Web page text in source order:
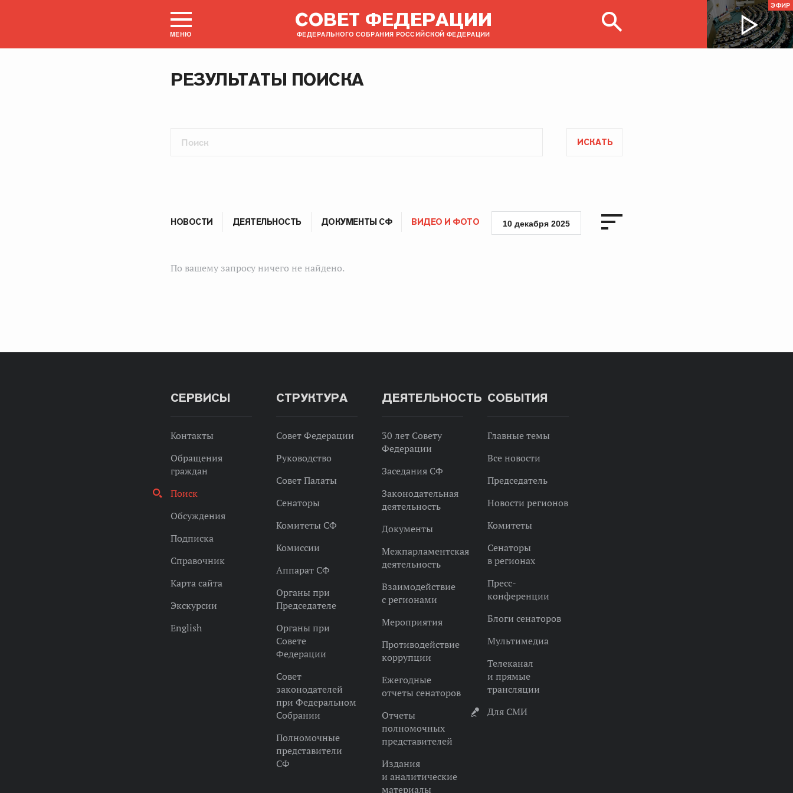
МЕНЮ
СОВЕТ ФЕДЕРАЦИИ
ФЕДЕРАЛЬНОГО СОБРАНИЯ РОССИЙСКОЙ ФЕДЕРАЦИИ
ЭФИР
РЕЗУЛЬТАТЫ ПОИСКА
ИСКАТЬ
НОВОСТИ ДЕЯТЕЛЬНОСТЬ ДОКУМЕНТЫ СФ ВИДЕО И ФОТО 10 декабря 2025
По вашему запросу ничего не найдено.
СЕРВИСЫ
Контакты
Обращения
граждан
Поиск
Обсуждения
Подписка
Справочник
Карта сайта
Экскурсии
English
СТРУКТУРА
Совет Федерации
Руководство
Совет Палаты
Сенаторы
Комитеты СФ
Комиссии
Аппарат СФ
Органы при
Председателе
Органы при
Совете
Федерации
Совет
законодателей
при Федеральном
Собрании
Полномочные
представители
СФ
ДЕЯТЕЛЬНОСТЬ
30 лет Совету
Федерации
Заседания СФ
Законодательная
деятельность
Документы
Межпарламентская
деятельность
Взаимодействие
с регионами
Мероприятия
Противодействие
коррупции
Ежегодные
отчеты сенаторов
Отчеты
полномочных
представителей
Издания
и аналитические
материалы
СОБЫТИЯ
Главные темы
Все новости
Председатель
Новости регионов
Комитеты
Сенаторы
в регионах
Пресс-
конференции
Блоги сенаторов
Мультимедиа
Телеканал
и прямые
трансляции
Для СМИ